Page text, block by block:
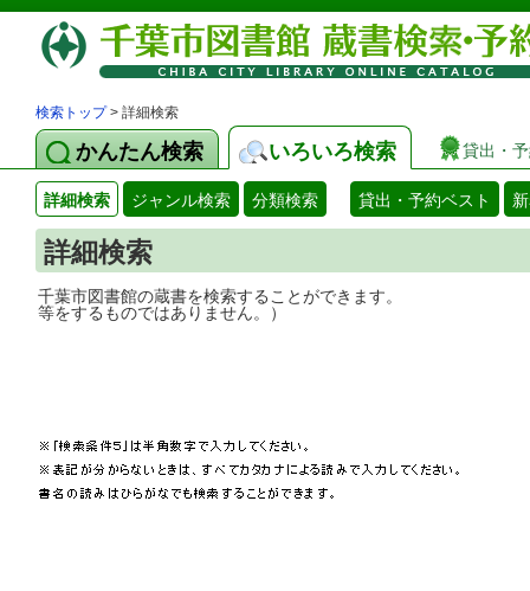
検索トップ> 詳細検索
かんたん検索 いろいろ検索 貸出・
詳細検索 ジャンル検索 分類検索 貸出・予約ベスト
詳細検索
千葉市図書館の蔵書を検索することがで
等をするものではありません。）